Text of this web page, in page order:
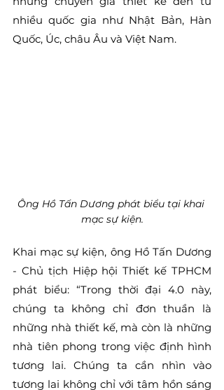
nhiều quốc gia như Nhật Bản, Hàn
Quốc, Úc, châu Âu và Việt Nam.
Ông Hồ Tấn Dương phát biểu tại khai
mạc sự kiện.
Khai mạc sự kiện, ông Hồ Tấn Dương
- Chủ tịch Hiệp hội Thiết kế TPHCM
phát biểu: “Trong thời đại 4.0 này,
chúng ta không chỉ đơn thuần là
những nhà thiết kế, mà còn là những
nhà tiên phong trong việc định hình
tương lai. Chúng ta cần nhìn vào
tương lai không chỉ với tâm hồn sáng